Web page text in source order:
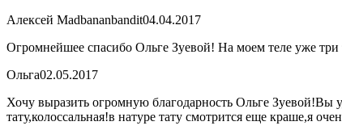
Алексей Madbananbandit04.04.2017
Огромнейшее спасибо Ольге Зуевой! На моем теле уже
Ольга02.05.2017
Хочу выразить огромную благодарность Ольге Зуевой!Вы
тату,колоссальная!в натуре тату смотрится еще краше,я